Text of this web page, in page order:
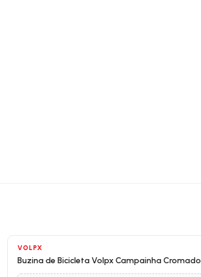
VOLPX
Buzina de Bicicleta Volpx Campainha Cromado